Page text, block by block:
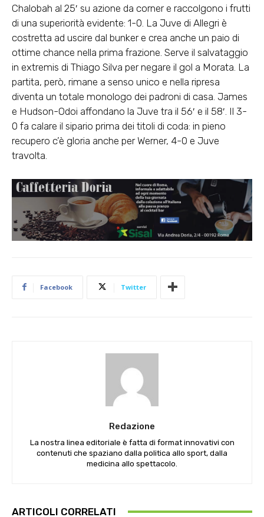
Chalobah al 25′ su azione da corner e raccolgono i frutti
di una superiorità evidente: 1-0. La Juve di Allegri è
costretta ad uscire dal bunker e crea anche un paio di
ottime chance nella prima frazione. Serve il salvataggio
in extremis di Thiago Silva per negare il gol a Morata. La
partita, però, rimane a senso unico e nella ripresa
diventa un totale monologo dei padroni di casa. James
e Hudson-Odoi affondano la Juve tra il 56′ e il 58′. Il 3-
0 fa calare il sipario prima dei titoli di coda: in pieno
recupero c’è gloria anche per Werner, 4-0 e Juve
travolta.
Facebook Twitter
Redazione
La nostra linea editoriale è fatta di format innovativi con
contenuti che spaziano dalla politica allo sport, dalla
medicina allo spettacolo.
ARTICOLI CORRELATI